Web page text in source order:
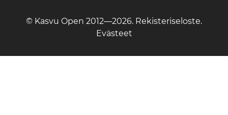
© Kasvu Open 2012—2026. Rekisteriseloste.
Evästeet